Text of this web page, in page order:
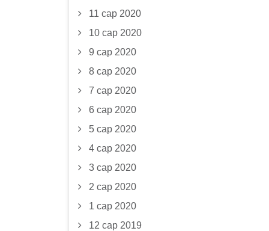
11 сар 2020
10 сар 2020
9 сар 2020
8 сар 2020
7 сар 2020
6 сар 2020
5 сар 2020
4 сар 2020
3 сар 2020
2 сар 2020
1 сар 2020
12 сар 2019